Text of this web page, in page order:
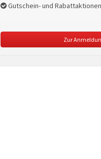
Gutschein- und Rabattaktionen
Zur